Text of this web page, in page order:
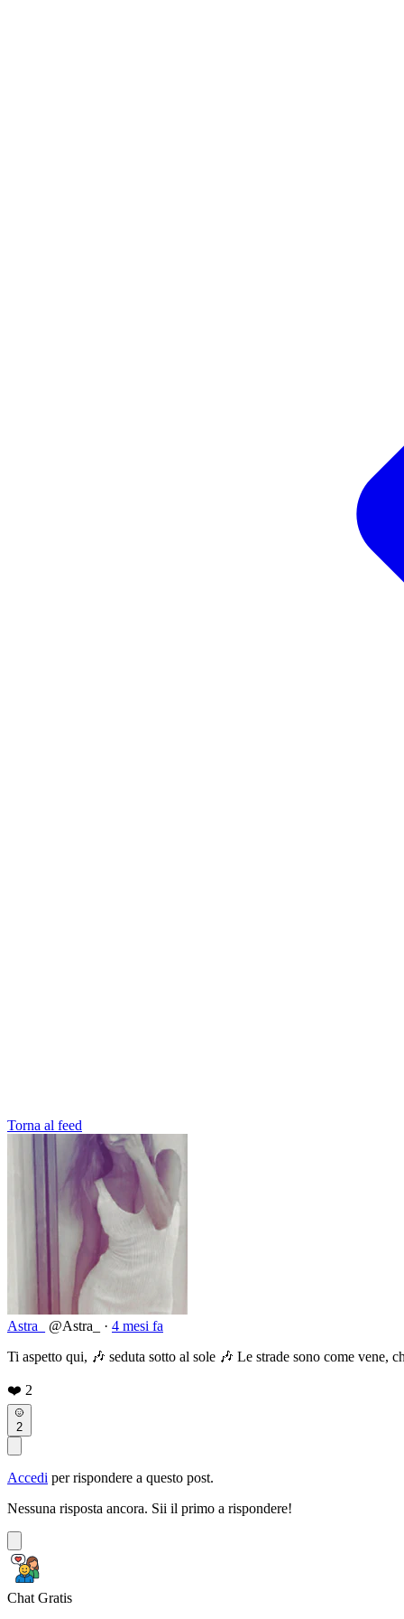
Torna al feed
Astra_ @Astra_ · 4 mesi fa
Ti aspetto qui, 🎶 seduta sotto al sole 🎶 Le strade sono come vene,
❤️ 2
2
Accedi per rispondere a questo post.
Nessuna risposta ancora. Sii il primo a rispondere!
Chat Gratis